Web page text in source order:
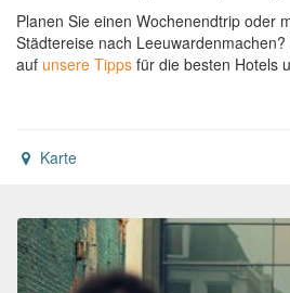
Planen Sie einen Wochenendtrip oder
Städtereise nach Leeuwardenmachen?
auf unsere Tipps für die besten Hotels
Karte